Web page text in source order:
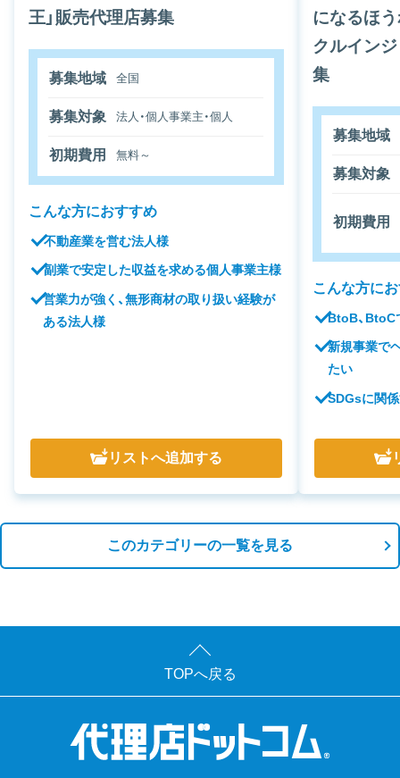
王」販売代理店募集
募集地域 全国
募集対象 法人・個人事業主・個人
初期費用 無料～
こんな方におすすめ
不動産業を営む法人様
副業で安定した収益を求める個人事業主様
営業力が強く、無形商材の取り扱い経験が
ある法人様
リストへ追加する
になるほ
クルイン
集
募集地域
募集対象
初期費用
こんな方に
BtoB、BtoC
新規事業で
たい
SDGsに関
このカテゴリーの一覧を見る
TOPへ戻る